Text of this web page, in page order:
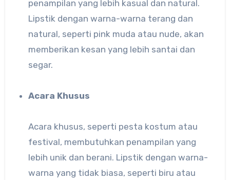
penampilan yang lebih kasual dan natural.
Lipstik dengan warna-warna terang dan
natural, seperti pink muda atau nude, akan
memberikan kesan yang lebih santai dan
segar.
Acara Khusus
Acara khusus, seperti pesta kostum atau
festival, membutuhkan penampilan yang
lebih unik dan berani. Lipstik dengan warna-
warna yang tidak biasa, seperti biru atau